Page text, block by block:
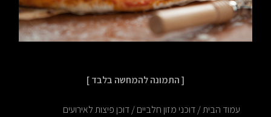
[ התמונה להמחשה בלבד ]
עמוד הבית/דוכני מזון חלביים/ דוכן פיצות לאירועים